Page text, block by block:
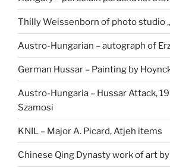
Thilly Weissenborn of photo studio
Austro-Hungarian – autograph of
German Hussar – Painting by
Austro-Hungaria – Hussar Attack,
Szamosi
KNIL – Major A. Picard, Atjeh items
Chinese Qing Dynasty work of art